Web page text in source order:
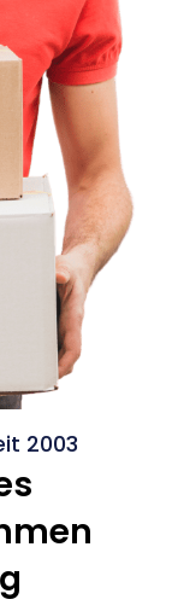
2003